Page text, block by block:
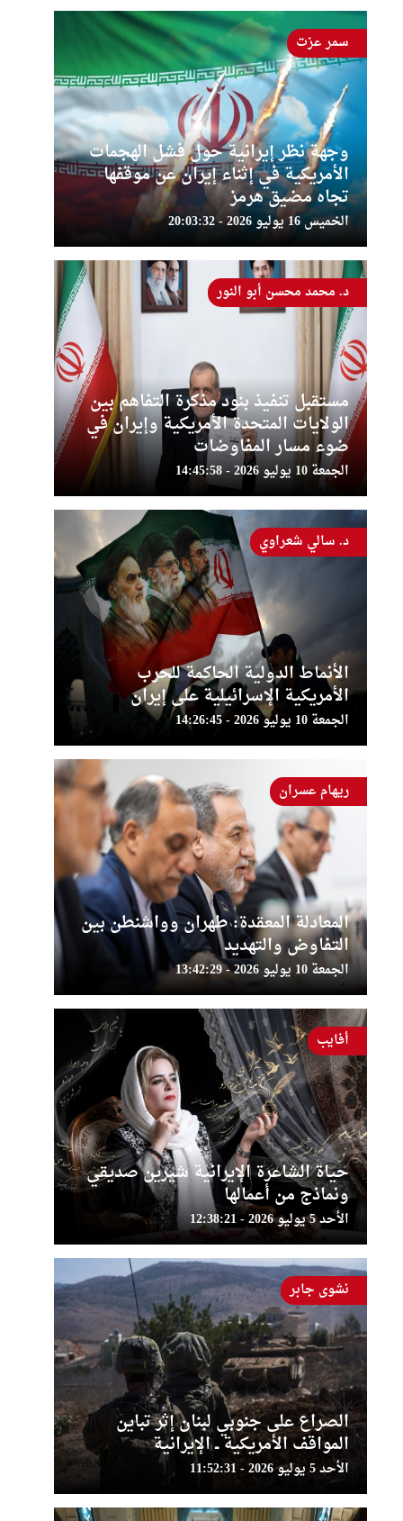
وجهة نظر إيرانية حول فشل الهجمات
الأمريكية في إثناء إيران عن موقفها
تجاه مضيق هرمز
الخميس 16 يوليو 2026 - 20:03:32
سمر عزت
مستقبل تنفيذ بنود مذكرة التفاهم بين
الولايات المتحدة الأمريكية وإيران في
ضوء مسار المفاوضات
الجمعة 10 يوليو 2026 - 14:45:58
د. محمد محسن أبو النور
الأنماط الدولية الحاكمة للحرب
الأمريكية الإسرائيلية على إيران
الجمعة 10 يوليو 2026 - 14:26:45
د. سالي شعراوي
المعادلة المعقدة: طهران وواشنطن بين
التفاوض والتهديد
الجمعة 10 يوليو 2026 - 13:42:29
ريهام عسران
حياة الشاعرة الإيرانية شيرين صديقي
ونماذج من أعمالها
الأحد 5 يوليو 2026 - 12:38:21
أفايب
الصراع على جنوبي لبنان إثر تباين
المواقف الأمريكية ــ الإيرانية
الأحد 5 يوليو 2026 - 11:52:31
نشوى جابر